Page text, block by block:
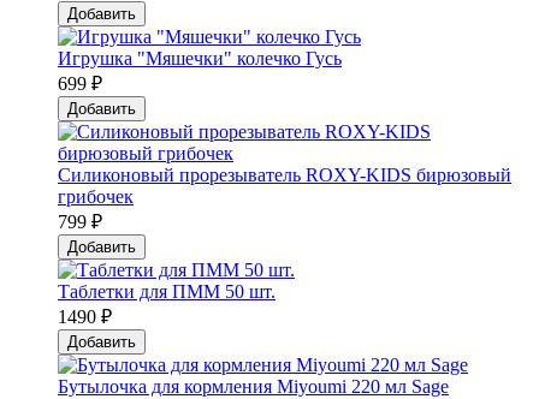
Добавить
Игрушка "Мяшечки" колечко Гусь
699 ₽
Добавить
Силиконовый прорезыватель ROXY-KIDS бирюзовый
грибочек
799 ₽
Добавить
Таблетки для ПММ 50 шт.
1490 ₽
Добавить
Бутылочка для кормления Miyoumi 220 мл Sage